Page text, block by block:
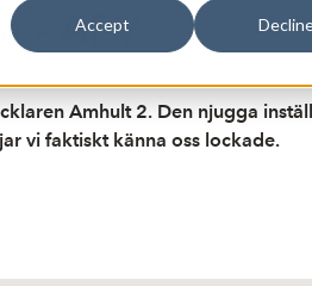
Accept
- AFV
Amhult 2. Den njugga
vi faktiskt känna oss lockade.